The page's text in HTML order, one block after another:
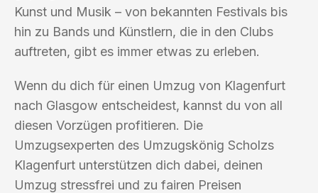
Kunst und Musik – von bekannten Festivals bis
hin zu Bands und Künstlern, die in den Clubs
auftreten, gibt es immer etwas zu erleben.
Wenn du dich für einen Umzug von Klagenfurt
nach Glasgow entscheidest, kannst du von all
diesen Vorzügen profitieren. Die
Umzugsexperten des Umzugskönig Scholzs
Klagenfurt unterstützen dich dabei, deinen
Umzug stressfrei und zu fairen Preisen